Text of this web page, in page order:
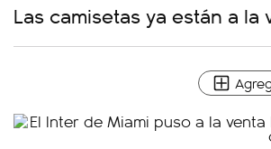
Las camisetas ya están a